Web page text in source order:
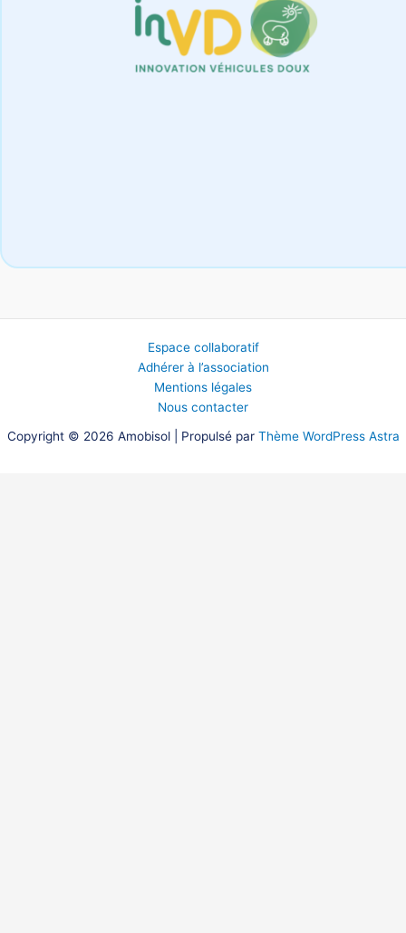
Espace collaboratif
Adhérer à l’association
Mentions légales
Nous contacter
Copyright © 2026 Amobisol | Propulsé par Thème WordPress Astra